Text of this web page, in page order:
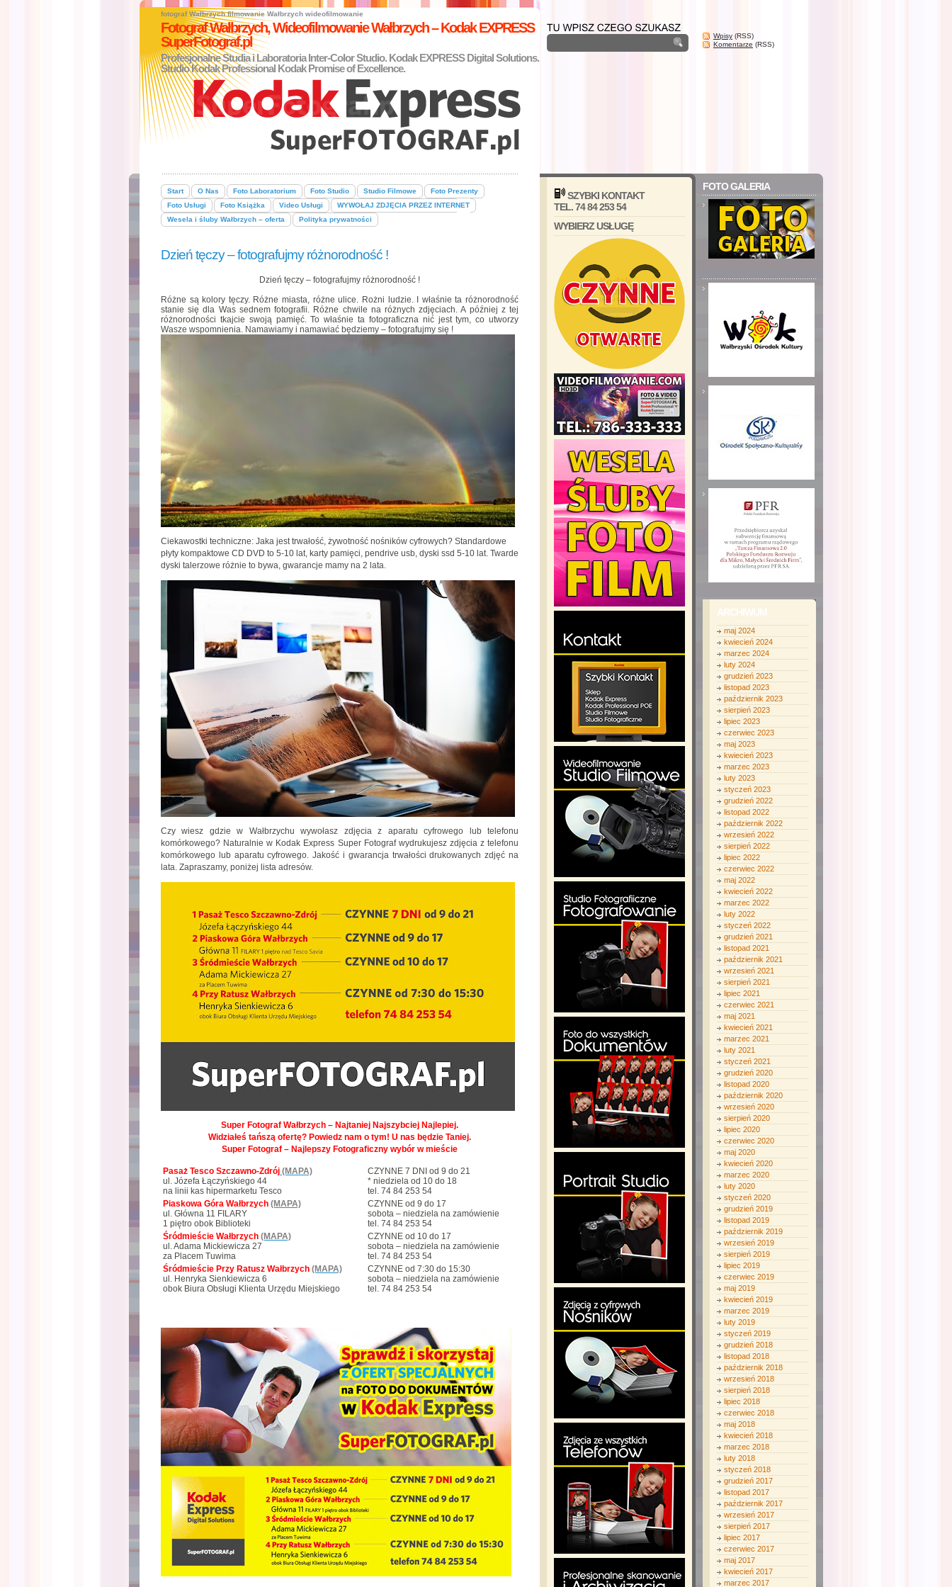
fotograf Wałbrzych filmowanie Wałbrzych wideofilmowanie
Fotograf Wałbrzych, Wideofilmowanie Wałbrzych – Kodak EXPRESS
SuperFotograf.pl
Profesjonalne Studia i Laboratoria Inter-Color Studio. Kodak EXPRESS Digital Solutions.
Studio Kodak Professional Kodak Promise of Excellence.
Wpisy (RSS)
Komentarze (RSS)
Start O Nas Foto Laboratorium Foto Studio Studio Filmowe
Foto Prezenty
Foto Usługi
Foto Książka Video Usługi
WYWOŁAJ ZDJĘCIA PRZEZ INTERNET
Wesela i śluby Wałbrzych – oferta
Polityka prywatności
Dzień tęczy – fotografujmy różnorodność !
Dzień tęczy – fotografujmy różnorodność !
Różne są kolory tęczy. Różne miasta, różne ulice. Rożni ludzie. I właśnie ta różnorodność
stanie się dla Was sednem fotografii. Różne chwile na różnych zdjęciach. A później z tej
różnorodności tkajcie swoją pamięć. To właśnie ta fotograficzna nić jest tym, co utworzy
Wasze wspomnienia. Namawiamy i namawiać będziemy – fotografujmy się !
Ciekawostki techniczne: Jaka jest trwałość, żywotność nośników cyfrowych? Standardowe
płyty kompaktowe CD DVD to 5-10 lat, karty pamięci, pendrive usb, dyski ssd 5-10 lat. Twarde
dyski talerzowe różnie to bywa, gwarancje mamy na 2 lata.
Czy wiesz gdzie w Wałbrzychu wywołasz zdjęcia z aparatu cyfrowego lub telefonu
komórkowego? Naturalnie w Kodak Express Super Fotograf wydrukujesz zdjęcia z telefonu
komórkowego lub aparatu cyfrowego. Jakość i gwarancja trwałości drukowanych zdjęć na
lata. Zapraszamy, poniżej lista adresów.
Super Fotograf Wałbrzych – Najtaniej Najszybciej Najlepiej.
Widziałeś tańszą ofertę? Powiedz nam o tym! U nas będzie Taniej.
Super Fotograf – Najlepszy Fotograficzny wybór w mieście
Pasaż Tesco Szczawno-Zdrój (MAPA)
ul. Józefa Łączyńskiego 44
na linii kas hipermarketu Tesco
CZYNNE 7 DNI od 9 do 21
* niedziela od 10 do 18
tel. 74 84 253 54
Piaskowa Góra Wałbrzych (MAPA)
ul. Główna 11 FILARY
1 piętro obok Biblioteki
CZYNNE od 9 do 17
sobota – niedziela na zamówienie
tel. 74 84 253 54
Śródmieście Wałbrzych (MAPA)
ul. Adama Mickiewicza 27
za Placem Tuwima
CZYNNE od 10 do 17
sobota – niedziela na zamówienie
tel. 74 84 253 54
Śródmieście Przy Ratusz Wałbrzych (MAPA)
ul. Henryka Sienkiewicza 6
obok Biura Obsługi Klienta Urzędu Miejskiego
CZYNNE od 7:30 do 15:30
sobota – niedziela na zamówienie
tel. 74 84 253 54
SZYBKI KONTAKT
TEL. 74 84 253 54
WYBIERZ USŁUGĘ
FOTO GALERIA
ARCHIWUM
maj 2024
kwiecień 2024
marzec 2024
luty 2024
grudzień 2023
listopad 2023
październik 2023
sierpień 2023
lipiec 2023
czerwiec 2023
maj 2023
kwiecień 2023
marzec 2023
luty 2023
styczeń 2023
grudzień 2022
listopad 2022
październik 2022
wrzesień 2022
sierpień 2022
lipiec 2022
czerwiec 2022
maj 2022
kwiecień 2022
marzec 2022
luty 2022
styczeń 2022
grudzień 2021
listopad 2021
październik 2021
wrzesień 2021
sierpień 2021
lipiec 2021
czerwiec 2021
maj 2021
kwiecień 2021
marzec 2021
luty 2021
styczeń 2021
grudzień 2020
listopad 2020
październik 2020
wrzesień 2020
sierpień 2020
lipiec 2020
czerwiec 2020
maj 2020
kwiecień 2020
marzec 2020
luty 2020
styczeń 2020
grudzień 2019
listopad 2019
październik 2019
wrzesień 2019
sierpień 2019
lipiec 2019
czerwiec 2019
maj 2019
kwiecień 2019
marzec 2019
luty 2019
styczeń 2019
grudzień 2018
listopad 2018
październik 2018
wrzesień 2018
sierpień 2018
lipiec 2018
czerwiec 2018
maj 2018
kwiecień 2018
marzec 2018
luty 2018
styczeń 2018
grudzień 2017
listopad 2017
październik 2017
wrzesień 2017
sierpień 2017
lipiec 2017
czerwiec 2017
maj 2017
kwiecień 2017
marzec 2017